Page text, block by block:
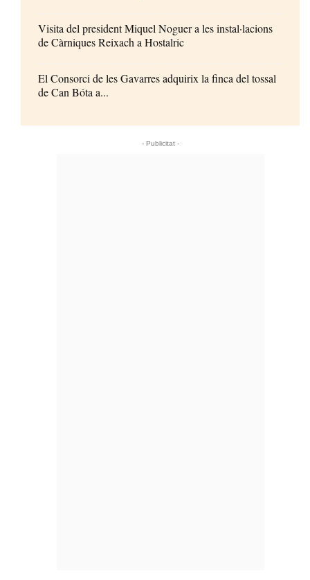
Visita del president Miquel Noguer a les instal·lacions
de Càrniques Reixach a Hostalric
El Consorci de les Gavarres adquirix la finca del tossal
de Can Bóta a...
- Publicitat -